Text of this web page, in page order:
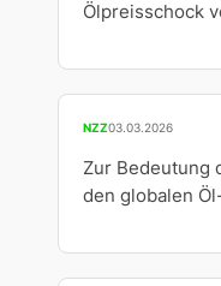
Ölpreisschock
NZZ03.03.2026
Zur Bedeutung
den globalen